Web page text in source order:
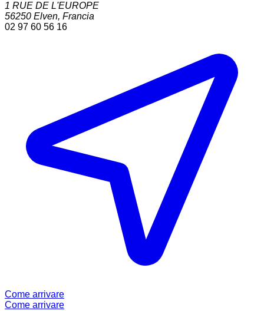
1 RUE DE L'EUROPE
56250 Elven, Francia
02 97 60 56 16
Come arrivare
Come arrivare